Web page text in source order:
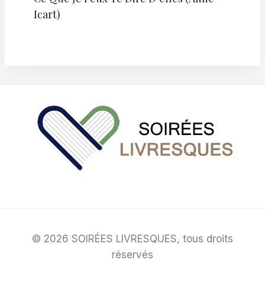
Icart)
© 2026 SOIRÉES LIVRESQUES, tous droits
réservés